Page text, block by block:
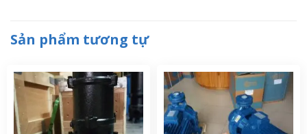
Sản phẩm tương tự